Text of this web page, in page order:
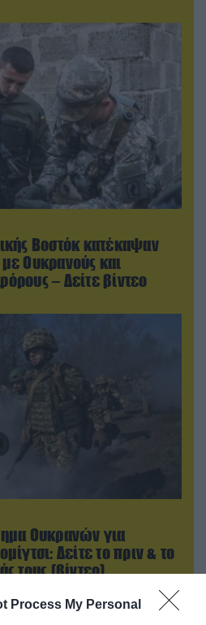
Process My Personal
Βοστόκ κατέκαψαν
Ουκρανούς και
– Δείτε βίντεο
Ουκρανών για
Δείτε το πριν & το
τους (βίντεο)